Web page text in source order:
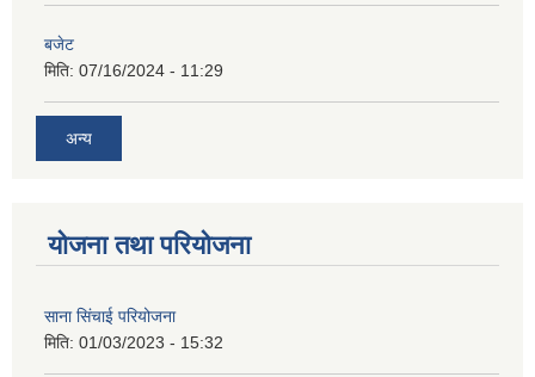
बजेट
मिति: 07/16/2024 - 11:29
अन्य
योजना तथा परियोजना
साना सिंचाई परियोजना
मिति: 01/03/2023 - 15:32